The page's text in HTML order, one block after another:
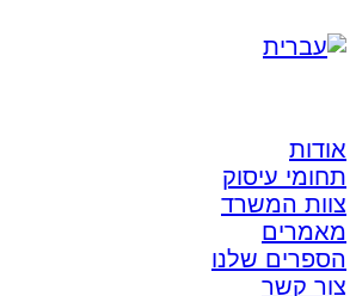
אודות
תחומי עיסוק
צוות המשרד
מאמרים
הספרים שלנו
צור קשר